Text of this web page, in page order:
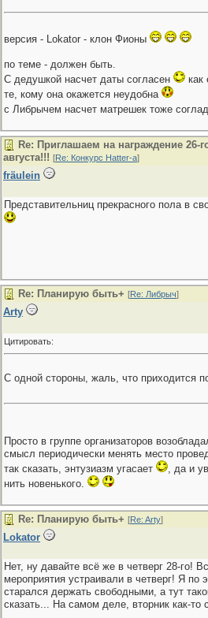
версия - Lokator - клон Фионы
по теме - должен быть.
С дедушкой насчет даты согласен
как
те, кому она окажется неудобна
с Либрычем насчет матрешек тоже
Re: Приглашаем на награждение 26-
августа!!! [Re: Конкурс Hatter-a]
fräulein
Представительниц прекрасного пола в
Re: Планирую быть+ [Re: Либрыч]
Arty
Цитировать:
С одной стороны, жаль, что приходится
Просто в группе организаторов
смысл периодически менять место
так сказать, энтузиазм угасает
, да и
нить новенького.
Re: Планирую быть+ [Re: Arty]
Lokator
Нет, ну давайте всё же в четверг 28-го!
мероприятия устраивали в четверг! Я по
старался держать свободными, а тут
сказать... На самом деле, вторник как-то